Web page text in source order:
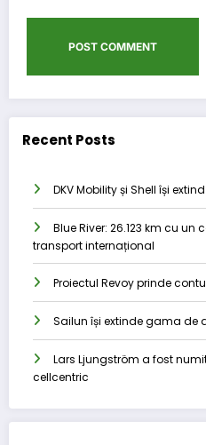
Recent Posts
DKV Mobility și Shell își
Blue River: 26.123 km cu un
transport internațional
Proiectul Revoy prinde
Sailun își extinde gama de
Lars Ljungström a fost
cellcentric